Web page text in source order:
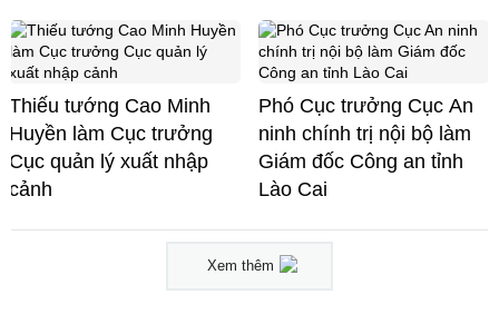
Thiếu tướng Cao Minh
Huyền làm Cục trưởng
Cục quản lý xuất nhập
cảnh
Phó Cục trưởng Cục An
ninh chính trị nội bộ làm
Giám đốc Công an tỉnh
Lào Cai
Xem thêm